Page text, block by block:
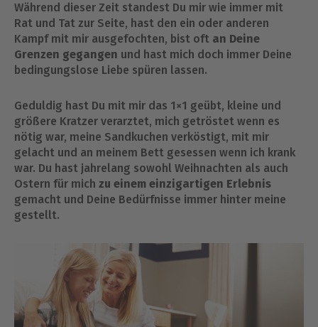
Während dieser Zeit standest Du mir wie immer mit
Rat und Tat zur Seite, hast den ein oder anderen
Kampf mit mir ausgefochten, bist oft an Deine
Grenzen gegangen und hast mich doch immer Deine
bedingungslose Liebe spüren lassen.
Geduldig hast Du mit mir das 1×1 geübt, kleine und
größere Kratzer verarztet, mich getröstet wenn es
nötig war, meine Sandkuchen verköstigt, mit mir
gelacht und an meinem Bett gesessen wenn ich krank
war. Du hast jahrelang sowohl Weihnachten als auch
Ostern für mich zu einem einzigartigen Erlebnis
gemacht und Deine Bedürfnisse immer hinter meine
gestellt.